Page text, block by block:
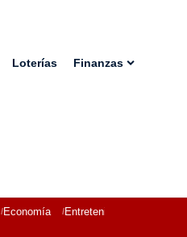
Loterías Finanzas
Economía Entretenimiento